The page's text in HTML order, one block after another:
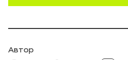
Автор